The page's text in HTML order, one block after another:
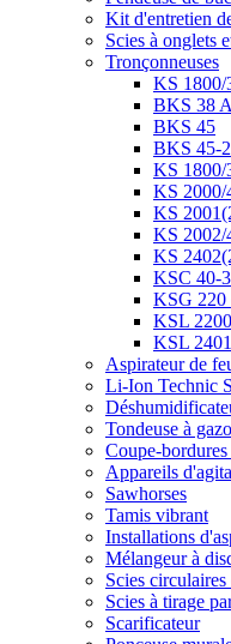
Scies à onglets
Tronçonneuses
KS 1800/
BKS 38
BKS 45
BKS 45-2
KS 1800/
KS 2000/
KS
KS 2002/
KS
KSC 40-
KSG
KSL
KSL
Aspirateur de
Li-Ion Technic
Tondeuse à
Coupe-bordures
Appareils
Sawhorses
Tamis vibrant
Installations
Mélangeur à
Scies circulaires
Scies à tirage par
Scarificateur
Ponceuse
Chauffe-eau à